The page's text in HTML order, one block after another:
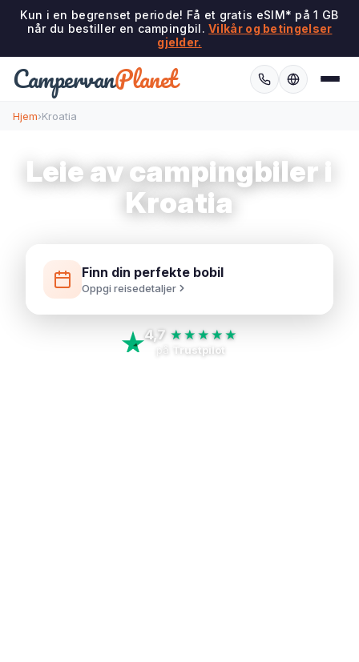
Kun i en begrenset periode! Få et gratis eSIM* på 1 GB
når du bestiller en campingbil.Vilkår og betingelser
gjelder.
CampervanPlanet
Hjem›Kroatia
Leie av campingbiler i
Kroatia
Finn din perfekte bobil
Oppgi reisedetaljer
4,7 ★★★★★
på Trustpilot